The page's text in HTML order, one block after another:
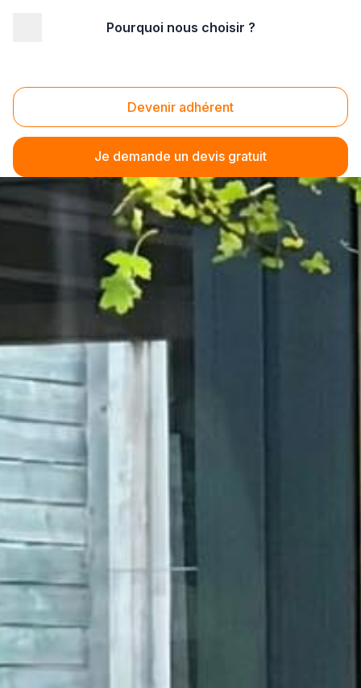
Pourquoi nous choisir ?
Devenir adhérent
Je demande un devis gratuit